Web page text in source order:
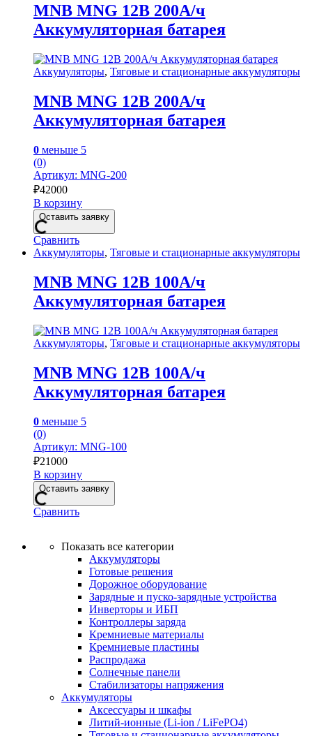
MNB MNG 12В 200А/ч
Аккумуляторная батарея
Аккумуляторы, Тяговые и стационарные аккумуляторы
MNB MNG 12В 200А/ч
Аккумуляторная батарея
0 меньше 5
(0)
Артикул: MNG-200
₽42000
В корзину
Оставить заявку
Сравнить
Аккумуляторы, Тяговые и стационарные аккумуляторы
MNB MNG 12В 100А/ч
Аккумуляторная батарея
Аккумуляторы, Тяговые и стационарные аккумуляторы
MNB MNG 12В 100А/ч
Аккумуляторная батарея
0 меньше 5
(0)
Артикул: MNG-100
₽21000
В корзину
Оставить заявку
Сравнить
Показать все категории
Аккумуляторы
Готовые решения
Дорожное оборудование
Зарядные и пуско-зарядные устройства
Инверторы и ИБП
Контроллеры заряда
Кремниевые материалы
Кремниевые пластины
Распродажа
Солнечные панели
Стабилизаторы напряжения
Аккумуляторы
Аксессуары и шкафы
Литий-ионные (Li-ion / LiFePO4)